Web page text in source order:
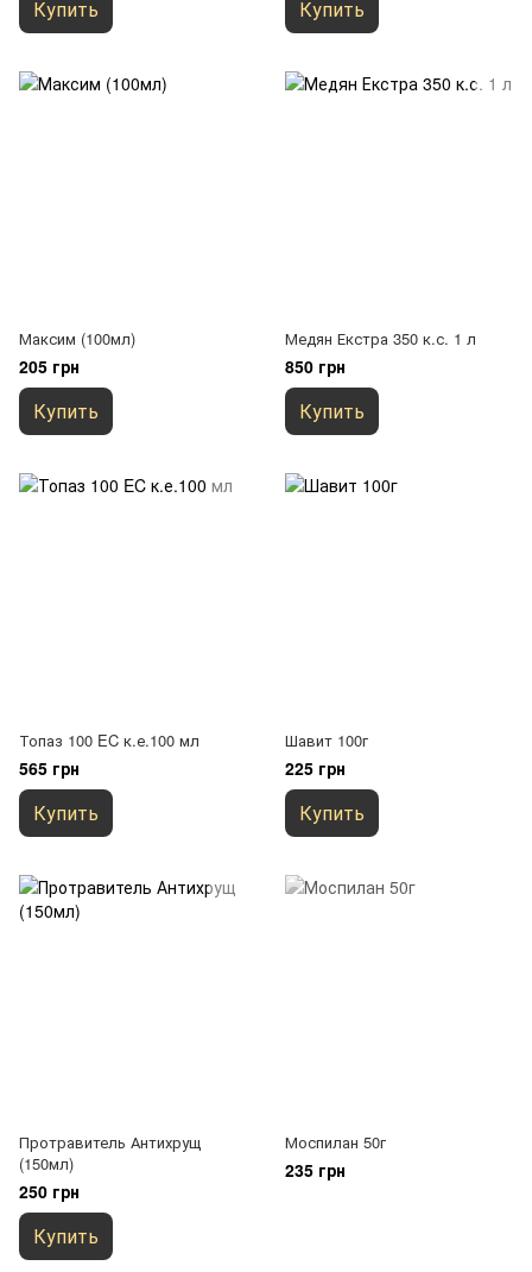
Купить Купить
Максим (100мл)
205 грн
Купить
Медян Екстра 350 к.с. 1 л
850 грн
Купить
Топаз 100 EC к.е.100 мл
565 грн
Купить
Шавит 100г
225 грн
Купить
Протравитель Антихрущ
(150мл)
250 грн
Купить
Моспилан 50г
235 грн